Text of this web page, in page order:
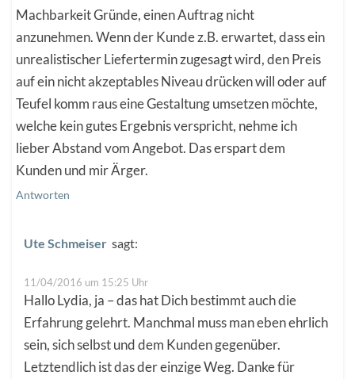
Machbarkeit Gründe, einen Auftrag nicht
anzunehmen. Wenn der Kunde z.B. erwartet, dass ein
unrealistischer Liefertermin zugesagt wird, den Preis
auf ein nicht akzeptables Niveau drücken will oder auf
Teufel komm raus eine Gestaltung umsetzen möchte,
welche kein gutes Ergebnis verspricht, nehme ich
lieber Abstand vom Angebot. Das erspart dem
Kunden und mir Ärger.
Antworten
Ute Schmeiser sagt:
11/04/2016 um 15:25 Uhr
Hallo Lydia, ja – das hat Dich bestimmt auch die
Erfahrung gelehrt. Manchmal muss man eben ehrlich
sein, sich selbst und dem Kunden gegenüber.
Letztendlich ist das der einzige Weg. Danke für